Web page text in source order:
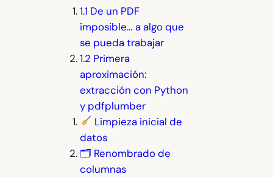
1.1 De un PDF
imposible… a algo que
se pueda trabajar
1.2 Primera
aproximación:
extracción con Python
y pdfplumber
Limpieza inicial de
datos
🗂 Renombrado de
columnas